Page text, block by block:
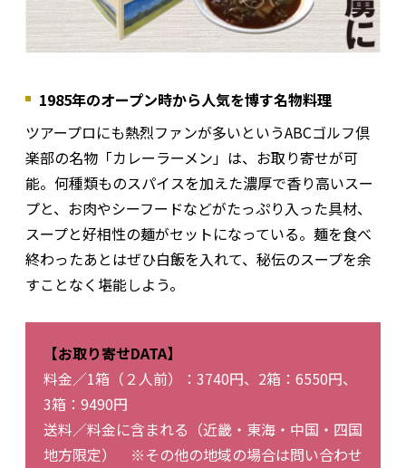
1985年のオープン時から人気を博す名物料理
ツアープロにも熱烈ファンが多いというABCゴルフ倶
楽部の名物「カレーラーメン」は、お取り寄せが可
能。何種類ものスパイスを加えた濃厚で香り高いスー
プと、お肉やシーフードなどがたっぷり入った具材、
スープと好相性の麺がセットになっている。麺を食べ
終わったあとはぜひ白飯を入れて、秘伝のスープを余
すことなく堪能しよう。
【お取り寄せDATA】
料金／1箱（２人前）：3740円、2箱：6550円、
3箱：9490円
送料／料金に含まれる（近畿・東海・中国・四国
地方限定） ※その他の地域の場合は問い合わせ